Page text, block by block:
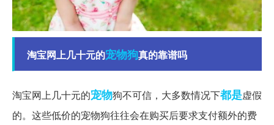
淘宝网上几十元的宠物狗真的靠谱吗
淘宝网上几十元的宠物狗不可信，大多数情况下都是虚假
的。这些低价的宠物狗往往会在购买后要求支付额外的费